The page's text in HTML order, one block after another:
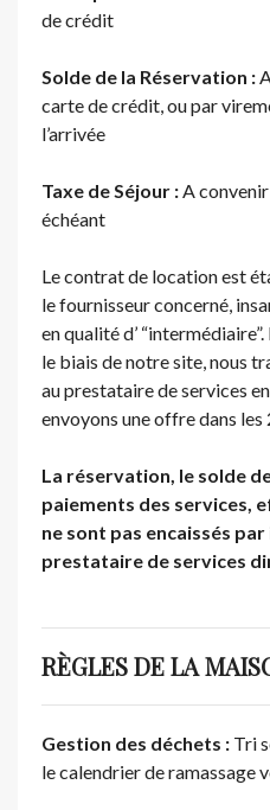
de crédit
Solde de la Réservation :
carte de crédit, ou par
l’arrivée
Taxe de Séjour :A
échéant
Le contrat de location est
le fournisseur concerné,
en qualité d’
le biais de notre site, nous
au prestataire de services
envoyons une offre dans les
La réservation, le solde
paiements des services,
ne sont pas encaissés
prestataire de services
RÈGLES DE LA
Gestion des déchets : Tri
le calendrier de ramassage